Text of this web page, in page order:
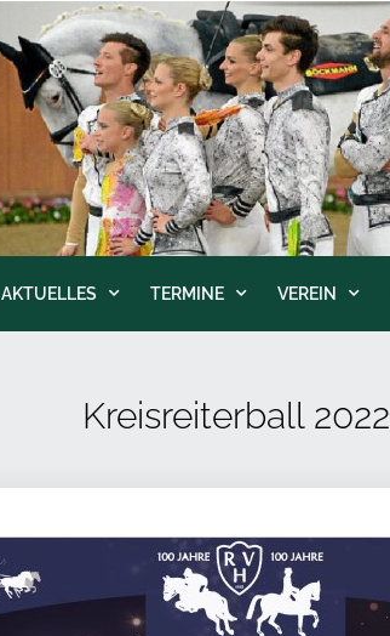
AKTUELLES TERMINE VEREIN
Kreisreiterball 2022